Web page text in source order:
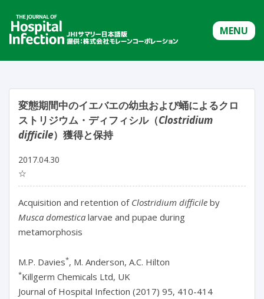
MENU
変態期間中のイエバエの幼虫および蛹によるクロ
ストリジウム・ディフィシル（Clostridium
difficile）獲得と保持
2017.04.30
☆
Acquisition and retention of Clostridium difficile by
Musca domestica larvae and pupae during
metamorphosis
M.P. Davies*, M. Anderson, A.C. Hilton
*Killgerm Chemicals Ltd, UK
Journal of Hospital Infection (2017) 95, 410-414